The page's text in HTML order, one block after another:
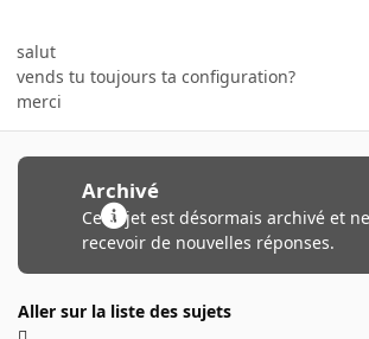
salut
vends tu toujours ta configuration?
merci
Archivé
Ce sujet est désormais archivé et
recevoir de nouvelles réponses.
Aller sur la liste des sujets